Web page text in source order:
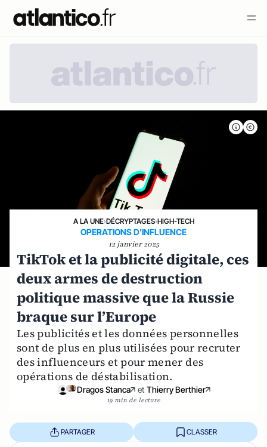
A LA UNE›DÉCRYPTAGES›HIGH-TECH
OPERATIONS D'INFLUENCE
12 janvier 2025
TikTok et la publicité digitale, ces
deux armes de destruction
politique massive que la Russie
braque sur l’Europe
Les publicités et les données personnelles
sont de plus en plus utilisées pour recruter
des influenceurs et pour mener des
opérations de déstabilisation.
Dragos Stanca et Thierry Berthier
19 min de lecture
PARTAGER CLASSER